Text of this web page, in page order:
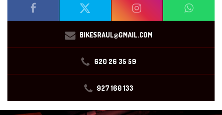
BIKESRAUL@GMAIL.COM
620 26 35 59
927 160 133